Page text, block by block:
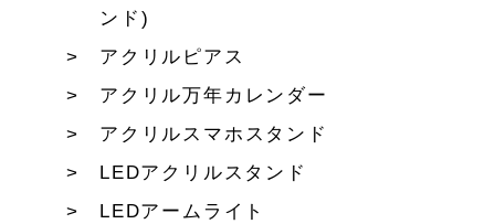
ンド)
アクリルピアス
アクリル万年カレンダー
アクリルスマホスタンド
LEDアクリルスタンド
LEDアームライト